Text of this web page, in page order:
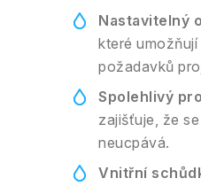
Nastavitelný
které
požadavků
Spolehlivý
zajišťuje, že
neucpává.
Vnitřní